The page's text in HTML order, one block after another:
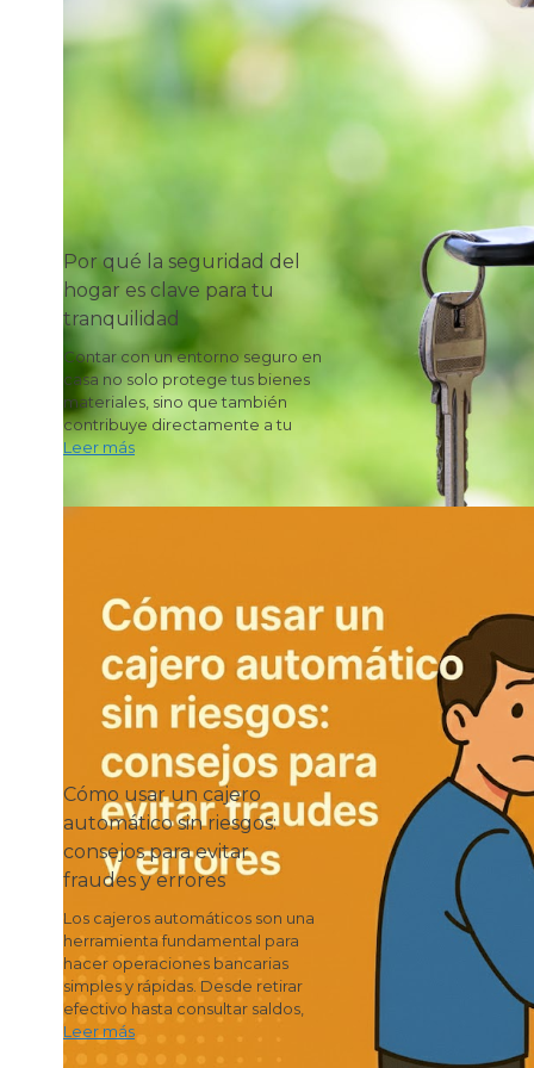
Por qué la seguridad del
hogar es clave para tu
tranquilidad
Contar con un entorno seguro en
casa no solo protege tus bienes
materiales, sino que también
contribuye directamente a tu
Leer más
Cómo usar un cajero
automático sin riesgos:
consejos para evitar
fraudes y errores
Los cajeros automáticos son una
herramienta fundamental para
hacer operaciones bancarias
simples y rápidas. Desde retirar
efectivo hasta consultar saldos,
Leer más